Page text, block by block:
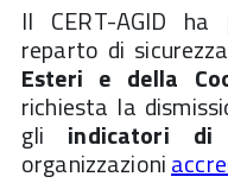
Il CERT-AGID
reparto di
Esteri e della
richiesta la
gli indicatori di
organizzazioni